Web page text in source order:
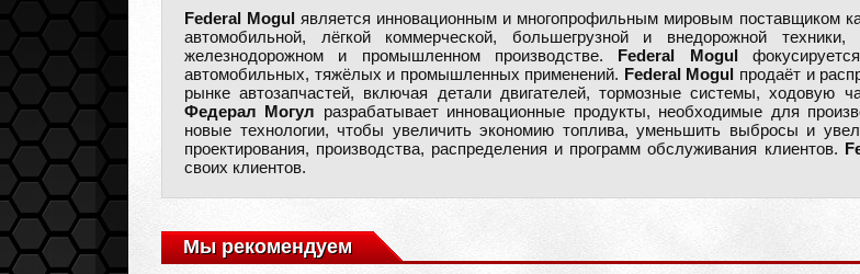
Federal Mogul является инновационным и многопрофильным мировым поставщиком
автомобильной, лёгкой коммерческой, большегрузной и внедорожной
железнодорожном и промышленном производстве.
Federal Mogul
автомобильных, тяжёлых и промышленных применений. Federal Mogul
продаёт и
рынке автозапчастей, включая детали двигателей, тормозные системы, ходовую
Федерал Могул разрабатывает инновационные продукты, необходимые для
новые технологии, чтобы увеличить экономию топлива, уменьшить выбросы и
проектирования, производства, распределения и программ обслуживания клиентов.
своих клиентов.
Мы рекомендуем